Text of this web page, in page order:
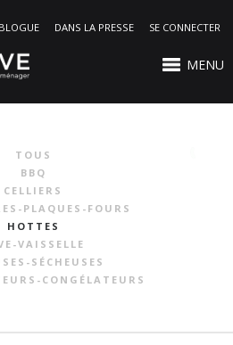
BLOGUE DANS LA PRESSE SE CONNECTER
MENU
TOUS
BBQ
CELLIERS
PLAQUES-FOURS
HOTTES
VAISSELLE
SÉCHEUSES
CONGÉLATEURS